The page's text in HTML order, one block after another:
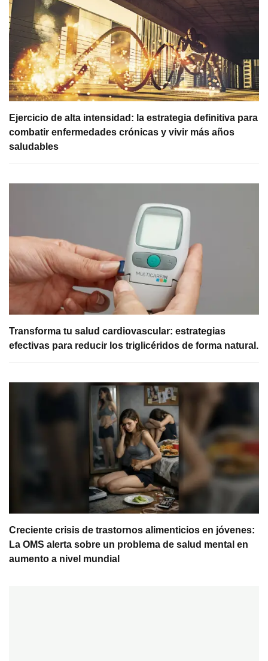
Ejercicio de alta intensidad: la estrategia definitiva para
combatir enfermedades crónicas y vivir más años
saludables
Transforma tu salud cardiovascular: estrategias
efectivas para reducir los triglicéridos de forma natural.
Creciente crisis de trastornos alimenticios en jóvenes:
La OMS alerta sobre un problema de salud mental en
aumento a nivel mundial